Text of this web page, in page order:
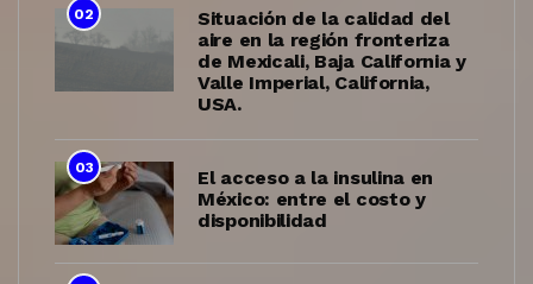
02
Situación de la calidad del
aire en la región fronteriza
de Mexicali, Baja California y
Valle Imperial, California,
USA.
03
El acceso a la insulina en
México: entre el costo y
disponibilidad